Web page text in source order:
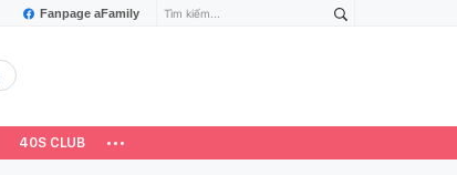
Fanpage aFamily
40S CLUB